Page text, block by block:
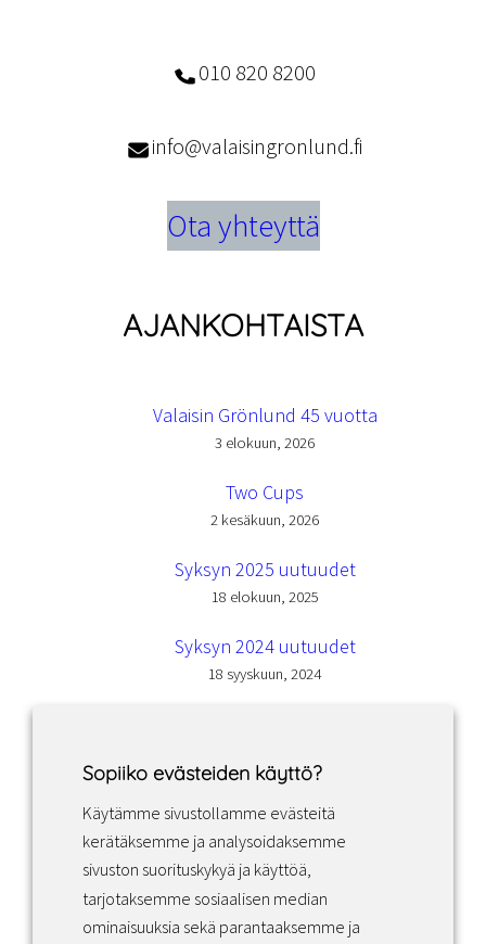
010 820 8200
info@valaisingronlund.fi
Ota yhteyttä
AJANKOHTAISTA
Valaisin Grönlund 45 vuotta
3 elokuun, 2026
Two Cups
2 kesäkuun, 2026
Syksyn 2025 uutuudet
18 elokuun, 2025
Syksyn 2024 uutuudet
18 syyskuun, 2024
Facebook Instagram LinkedIn
Sopimusehdot
Sopiiko evästeiden käyttö?
Käytämme sivustollamme evästeitä
kerätäksemme ja analysoidaksemme
sivuston suorituskykyä ja käyttöä,
tarjotaksemme sosiaalisen median
ominaisuuksia sekä parantaaksemme ja